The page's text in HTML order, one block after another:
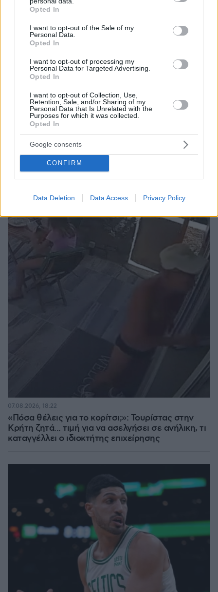
grant or deny consent to Google and its third-party tags to
use your data for below specified purposes in below Google
consent section.
Opted In
I want to opt-out of the Sale of my
Personal Data.
Opted In
I want to opt-out of processing my
Personal Data for Targeted Advertising.
Opted In
I want to opt-out of Collection, Use,
Retention, Sale, and/or Sharing of my
Personal Data that Is Unrelated with the
Purposes for which it was collected.
Opted In
Google consents
CONFIRM
Data Deletion Data Access Privacy Policy
προβλήματα όρασης σκότωνε και βίαζε γυναίκες,
η αστυνομία τον είχε συλλάβει και τον άφησε
ελεύθερο
07.08.2026, 22:54
«Πόσα θέλεις για το κορίτσι;»: Τουρίστας στην
Κρήτη ζητά... τιμή για να ασελγήσει σε ανήλικη, τι
καταγγέλλει ο ιδιοκτήτης επιχείρησης
07.08.2026, 18:22